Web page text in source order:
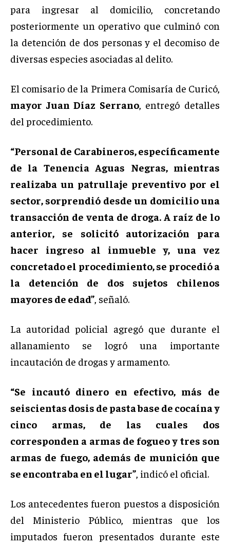
para ingresar al domicilio, concretando
posteriormente un operativo que culminó con
la detención de dos personas y el decomiso de
diversas especies asociadas al delito.
El comisario de la Primera Comisaría de Curicó,
mayor Juan Díaz Serrano, entregó detalles
del procedimiento.
“Personal de Carabineros, específicamente
de la Tenencia Aguas Negras, mientras
realizaba un patrullaje preventivo por el
sector, sorprendió desde un domicilio una
transacción de venta de droga. A raíz de lo
anterior, se solicitó autorización para
hacer ingreso al inmueble y, una vez
concretado el procedimiento, se procedió a
la detención de dos sujetos chilenos
mayores de edad” , señaló.
La autoridad policial agregó que durante el
allanamiento se logró una importante
incautación de drogas y armamento.
“Se incautó dinero en efectivo, más de
seiscientas dosis de pasta base de cocaína y
cinco armas, de las cuales dos
corresponden a armas de fogueo y tres son
armas de fuego, además de munición que
se encontraba en el lugar” , indicó el oficial.
Los antecedentes fueron puestos a disposición
del Ministerio Público, mientras que los
imputados fueron presentados durante este